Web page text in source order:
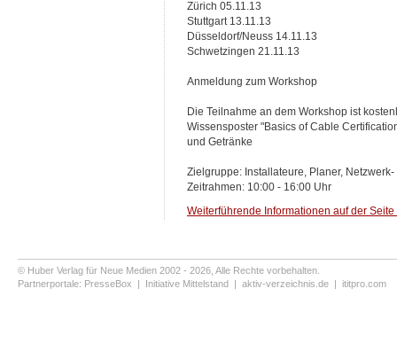
Zürich 05.11.13
Stuttgart 13.11.13
Düsseldorf/Neuss 14.11.13
Schwetzingen 21.11.13
Anmeldung zum Workshop
Die Teilnahme an dem Workshop ist
Wissensposter "Basics of Cable
und Getränke
Zielgruppe: Installateure, Planer,
Zeitrahmen: 10:00 - 16:00 Uhr
Weiterführende Informationen auf der Seite
© Huber Verlag für Neue Medien 2002 - 2026, Alle Rechte vorbehalten.
Partnerportale: PresseBox | Initiative Mittelstand | aktiv-verzeichnis.de | ititpro.com